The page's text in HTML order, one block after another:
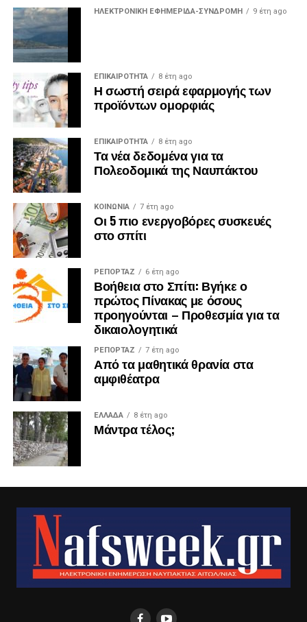
ΗΛΕΚΤΡΟΝΙΚΗ ΕΦΗΜΕΡΙΔΑ-ΣΥΝΔΡΟΜΗ 9 έτη ago
ΕΠΙΚΑΙΡΟΤΗΤΑ 8 έτη ago
Η σωστή σειρά εφαρμογής των
προϊόντων ομορφιάς
ΕΠΙΚΑΙΡΟΤΗΤΑ 8 έτη ago
Τα νέα δεδομένα για τα
Πολεοδομικά της Ναυπάκτου
ΚΟΙΝΩΝΙΑ 7 έτη ago
Οι 5 πιο ενεργοβόρες συσκευές
στο σπίτι
ΡΕΠΟΡΤΑΖ 6 έτη ago
Βοήθεια στο Σπίτι: Βγήκε ο
πρώτος Πίνακας με όσους
προηγούνται – Προθεσμία για τα
δικαιολογητικά
ΡΕΠΟΡΤΑΖ 7 έτη ago
Από τα μαθητικά θρανία στα
αμφιθέατρα
ΕΛΛΑΔΑ 8 έτη ago
Μάντρα τέλος;